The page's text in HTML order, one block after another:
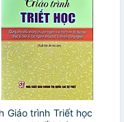
Giáo trình Triết học